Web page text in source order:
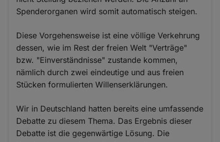
Spenderorganen wird somit automatisch steigen.
Diese Vorgehensweise ist eine völlige Verkehrung
dessen, wie im Rest der freien Welt "Verträge"
bzw. "Einverständnisse" zustande kommen,
nämlich durch zwei eindeutige und aus freien
Stücken formulierten Willenserklärungen.
Wir in Deutschland hatten bereits eine umfassende
Debatte zu diesem Thema. Das Ergebnis dieser
Debatte ist die gegenwärtige Lösung. Die